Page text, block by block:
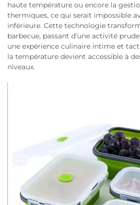
haute température ou encore la
thermiques, ce qui serait impossible
inférieure. Cette technologie
barbecue, passant d’une activité
une expérience culinaire intime et
la température devient accessible à
niveaux.